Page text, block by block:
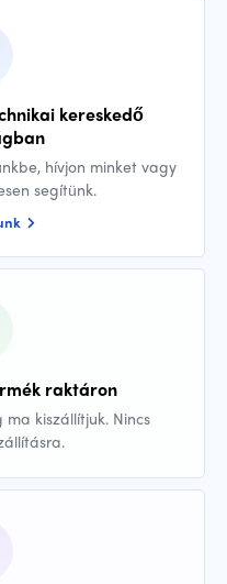
kereskedő
hívjon minket vagy
segítünk.
raktáron
kiszállítjuk. Nincs